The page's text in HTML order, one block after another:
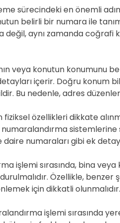
sürecindeki en önemli
belirli bir numara ile
değil, aynı zamanda
veya konutun konumunu
içerir. Doğru konum
Bu nedenle, adres
fiziksel özellikleri dikkate
daire numaraları gibi ek
işlemi sırasında, bina
Özellikle, benzer
için dikkatli olunmalıdır.
işlemi sırasında